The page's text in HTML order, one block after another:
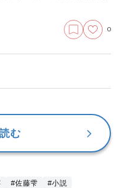
0
む
#佐藤雫
#小説